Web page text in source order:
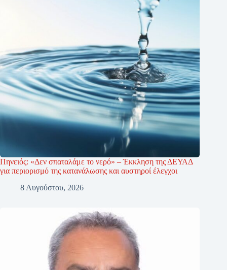
Πηνειός: «Δεν σπαταλάμε το νερό» – Έκκληση της ΔΕΥΑΔ
για περιορισμό της κατανάλωσης και αυστηροί έλεγχοι
8 Αυγούστου, 2026